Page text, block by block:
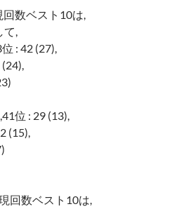
回数ベスト10は,
て,
: 42 (27),
位 : 29 (13),
(15),
回数ベスト10は,